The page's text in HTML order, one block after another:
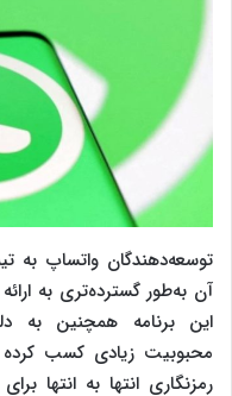
توسعه‌دهندگان واتساپ به
آن به‌طور گسترده‌تری به
این برنامه همچنین به
محبوبیت زیادی کسب
رمزنگاری انتها به انتها